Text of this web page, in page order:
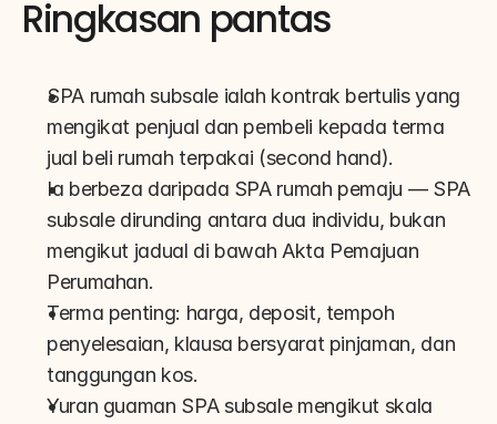
Ringkasan pantas
SPA rumah subsale ialah kontrak bertulis yang
mengikat penjual dan pembeli kepada terma
jual beli rumah terpakai (second hand).
Ia berbeza daripada SPA rumah pemaju — SPA
subsale dirunding antara dua individu, bukan
mengikut jadual di bawah Akta Pemajuan
Perumahan.
Terma penting: harga, deposit, tempoh
penyelesaian, klausa bersyarat pinjaman, dan
tanggungan kos.
Yuran guaman SPA subsale mengikut skala